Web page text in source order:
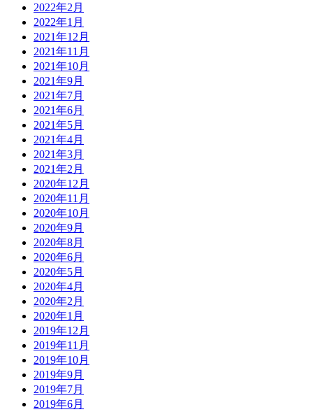
2022年2月
2022年1月
2021年12月
2021年11月
2021年10月
2021年9月
2021年7月
2021年6月
2021年5月
2021年4月
2021年3月
2021年2月
2020年12月
2020年11月
2020年10月
2020年9月
2020年8月
2020年6月
2020年5月
2020年4月
2020年2月
2020年1月
2019年12月
2019年11月
2019年10月
2019年9月
2019年7月
2019年6月